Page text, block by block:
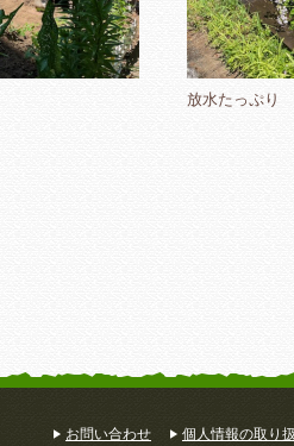
放水たっぷり
お問い合わせ 個人情報の取り